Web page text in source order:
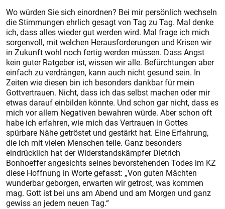
Wo würden Sie sich einordnen? Bei mir persönlich wechseln
die Stimmungen ehrlich gesagt von Tag zu Tag. Mal denke
ich, dass alles wieder gut werden wird. Mal frage ich mich
sorgenvoll, mit welchen Herausforderungen und Krisen wir
in Zukunft wohl noch fertig werden müssen. Dass Angst
kein guter Ratgeber ist, wissen wir alle. Befürchtungen aber
einfach zu verdrängen, kann auch nicht gesund sein. In
Zeiten wie diesen bin ich besonders dankbar für mein
Gottvertrauen. Nicht, dass ich das selbst machen oder mir
etwas darauf einbilden könnte. Und schon gar nicht, dass es
mich vor allem Negativen bewahren würde. Aber schon oft
habe ich erfahren, wie mich das Vertrauen in Gottes
spürbare Nähe getröstet und gestärkt hat. Eine Erfahrung,
die ich mit vielen Menschen teile. Ganz besonders
eindrücklich hat der Widerstandskämpfer Dietrich
Bonhoeffer angesichts seines bevorstehenden Todes im KZ
diese Hoffnung in Worte gefasst: „Von guten Mächten
wunderbar geborgen, erwarten wir getrost, was kommen
mag. Gott ist bei uns am Abend und am Morgen und ganz
gewiss an jedem neuen Tag.“